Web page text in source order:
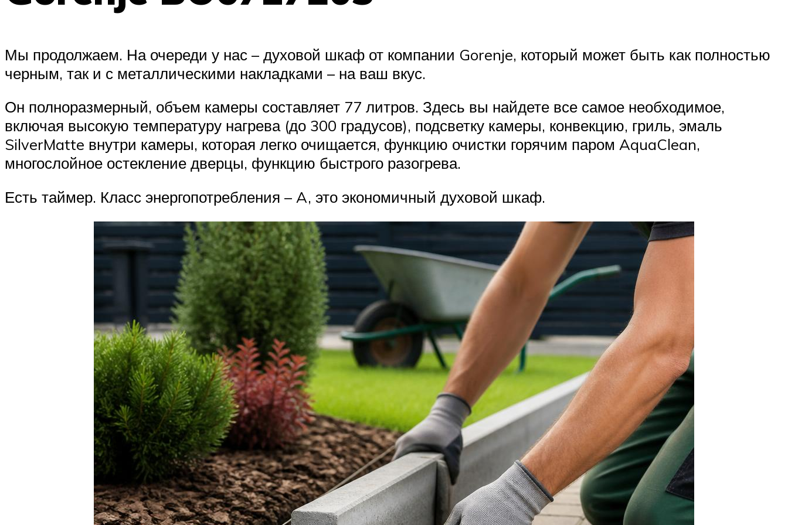
Мы продолжаем. На очереди у нас – духовой шкаф от компании Gorenje, который может быть как полностью
черным, так и с металлическими накладками – на ваш вкус.
Он полноразмерный, объем камеры составляет 77 литров. Здесь вы найдете все самое необходимое,
включая высокую температуру нагрева (до 300 градусов), подсветку камеры, конвекцию, гриль, эмаль
SilverMatte внутри камеры, которая легко очищается, функцию очистки горячим паром AquaClean,
многослойное остекление дверцы, функцию быстрого разогрева.
Есть таймер. Класс энергопотребления – A, это экономичный духовой шкаф.